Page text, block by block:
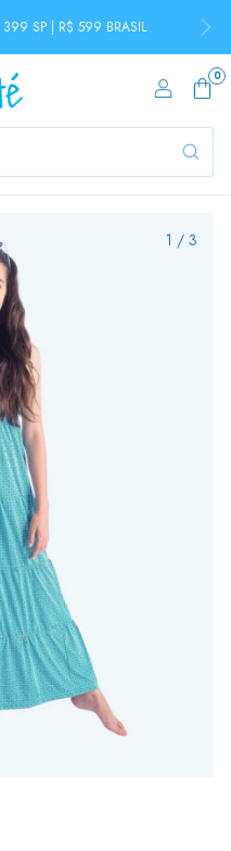
399 SP | R$ 599 BRASIL
0
1 / 3